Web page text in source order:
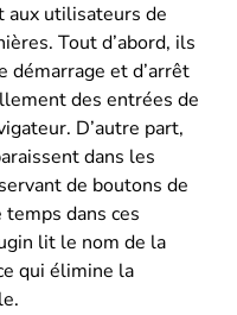
aux utilisateurs de
Tout d’abord, ils
et d’arrêt
des entrées de
D’autre part,
dans les
de boutons de
dans ces
lit le nom de la
qui élimine la